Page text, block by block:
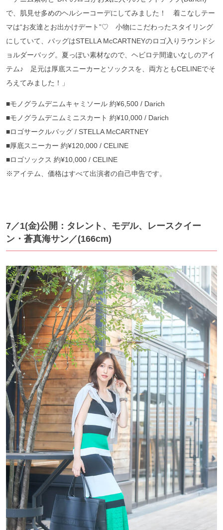
で、肌見せ多めのヘルシーコーデにしてみました！ 着こなしテー
マは“お友達とお出かけデート”♡ 小物にこだわったスタイリング
にしていて、バッグはSTELLA McCARTNEYのロゴ入りラウンドシ
ョルダーバッグ。夏っぽい素材なので、ヘビロテ間違いなしのアイ
テム♪ 足元は厚底スニーカーとソックスを、両方ともCELINEでそ
ろえてみました！」
■モノグラムデニムキャミソール 約¥6,500 / Darich
■モノグラムデニムミニスカート 約¥10,000 / Darich
■ロゴサークルバッグ / STELLA McCARTNEY
■厚底スニーカー 約¥120,000 / CELINE
■ロゴソックス 約¥10,000 / CELINE
※アイテム、価格はすべて出演者の自己申告です。
7／1(金)公開：タレント、モデル、レースクイー
ン・蒼真海サン／(166cm)